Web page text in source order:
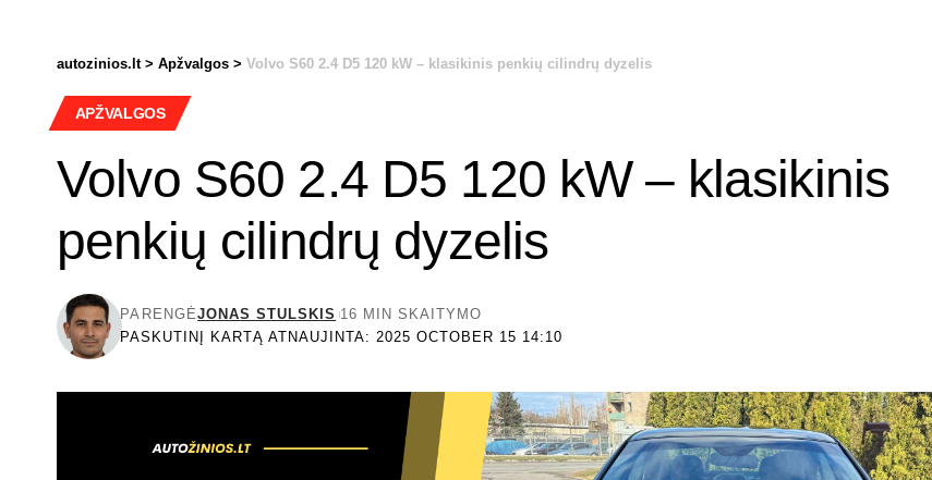
autozinios.lt> Apžvalgos > Volvo S60 2.4 D5 120 kW – klasikinis penkių cilindrų dyzelis
APŽVALGOS
Volvo S60 2.4 D5 120 kW – klasikinis
penkių cilindrų dyzelis
PASKUTINĮ KARTĄ ATNAUJINTA: 2025 OCTOBER 15 14:10
PARENGĖJONAS STULSKIS 16 MIN SKAITYMO